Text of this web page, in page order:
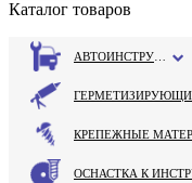
Каталог товаров